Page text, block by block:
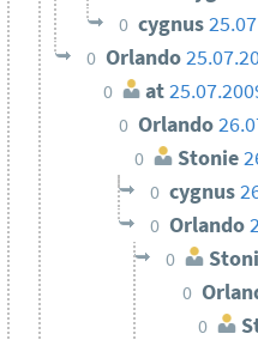
0 cygnus
0 Orlando
0 at
0 Orlando
0 Stonie
0 cygnus
0 Orlando
0
0
0